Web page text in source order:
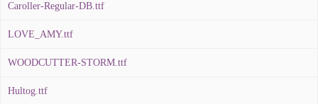
Caroller-Regular-DB.ttf
LOVE_AMY.ttf
WOODCUTTER-STORM.ttf
Hultog.ttf